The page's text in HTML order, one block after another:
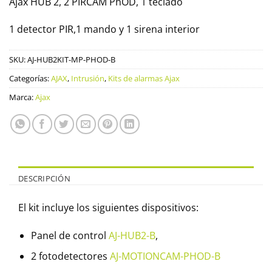
1 detector PIR,1 mando y 1 sirena interior
SKU:AJ-HUB2KIT-MP-PHOD-B
Categorías:AJAX, Intrusión, Kits de alarmas Ajax
Marca:Ajax
DESCRIPCIÓN
El kit incluye los siguientes dispositivos:
Panel de control AJ-HUB2-B,
2 fotodetectores AJ-MOTIONCAM-PHOD-B